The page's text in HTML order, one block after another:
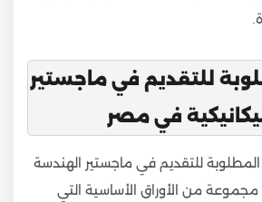
للتقديم في ماجستير
في مصر
للتقديم في ماجستير الهندسة
مجموعة من الأوراق الأساسية التي